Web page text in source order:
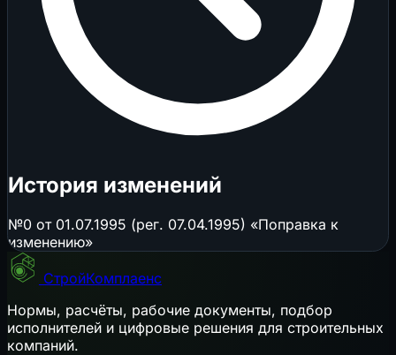
История изменений
№0 от 01.07.1995 (рег. 07.04.1995) «Поправка к
изменению»
СтройКомплаенс
Нормы, расчёты, рабочие документы, подбор
исполнителей и цифровые решения для строительных
компаний.